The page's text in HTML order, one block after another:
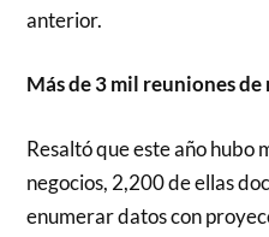
anterior.
Más de 3 mil reuniones de
Resaltó que este año hubo
negocios, 2,200 de ellas
enumerar datos con